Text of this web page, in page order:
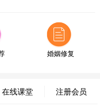
7分钟前
过此页面咨询，已获得专属情感
24分钟前
婚姻修复
在线课堂 注册会员